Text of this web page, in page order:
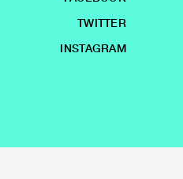
TWITTER
INSTAGRAM